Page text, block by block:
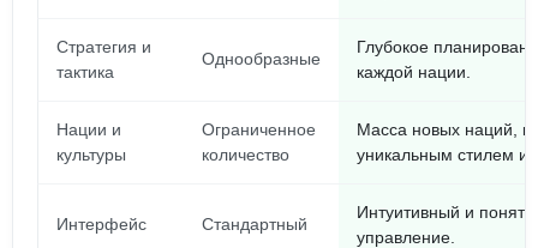
Стратегия и
тактика
Однообразные
Глубокое
каждой нации.
Нации и
культуры
Ограниченное
количество
Масса новых наций,
уникальным стилем
Интерфейс Стандартный
Интуитивный и
управление.